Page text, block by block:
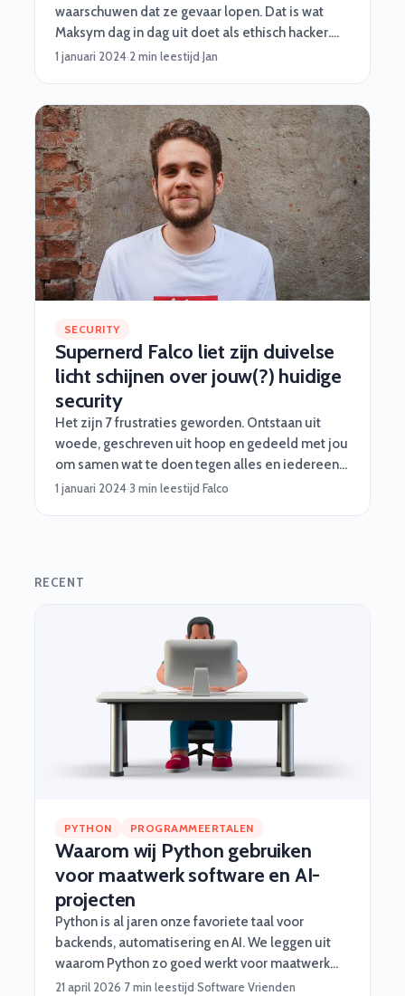
waarschuwen dat ze gevaar lopen. Dat is wat
Maksym dag in dag uit doet als ethisch hacker.
Inmiddels heeft hij in 4 jaar tijd meer dan 8000
1 januari 2024·2 min leestijd·Jan
SECURITY
Supernerd Falco liet zijn duivelse
licht schijnen over jouw(?) huidige
security
Het zijn 7 frustraties geworden. Ontstaan uit
woede, geschreven uit hoop en gedeeld met jou
om samen wat te doen tegen alles en iedereen
die laconiek doet over security.
1 januari 2024·3 min leestijd·Falco
RECENT
PYTHON PROGRAMMEERTALEN
Waarom wij Python gebruiken
voor maatwerk software en AI-
projecten
Python is al jaren onze favoriete taal voor
backends, automatisering en AI. We leggen uit
waarom Python zo goed werkt voor maatwerk
software, en wanneer je beter iets anders kiest.
21 april 2026·7 min leestijd·Software Vrienden